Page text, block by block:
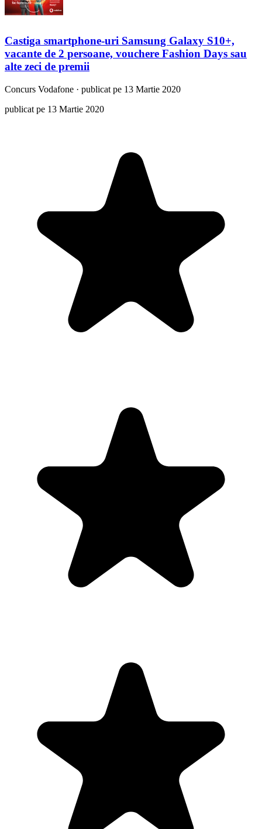
Castiga smartphone-uri Samsung Galaxy S10+,
vacante de 2 persoane, vouchere Fashion Days sau
alte zeci de premii
Concurs Vodafone · publicat pe 13 Martie 2020
publicat pe 13 Martie 2020